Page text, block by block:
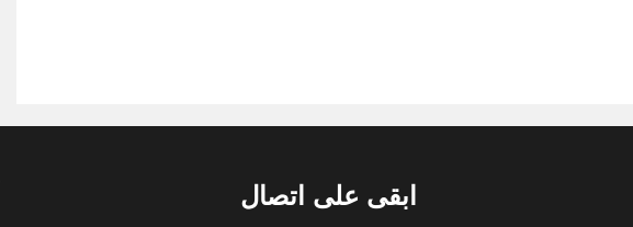
ابقى على اتصال